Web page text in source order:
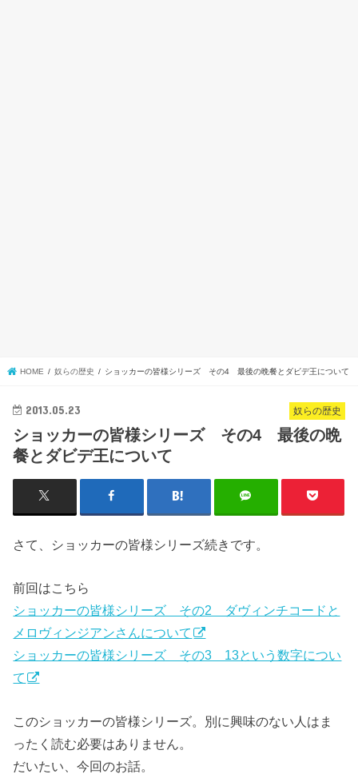
HOME 奴らの歴史 ショッカーの皆様シリーズ その4 最後の晩餐とダビデ王について
奴らの歴史
2013.05.23
ショッカーの皆様シリーズ その4 最後の晩
餐とダビデ王について
さて、ショッカーの皆様シリーズ続きです。
前回はこちら
ショッカーの皆様シリーズ その2 ダヴィンチコードと
メロヴィンジアンさんについて
ショッカーの皆様シリーズ その3 13という数字につい
て
このショッカーの皆様シリーズ。別に興味のない人はま
ったく読む必要はありません。
だいたい、今回のお話。